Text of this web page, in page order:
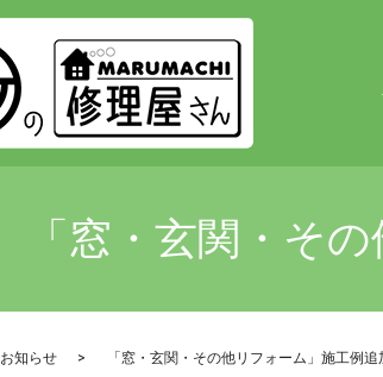
「窓・玄関・そ
お知らせ 「窓・玄関・その他リフォーム」施工例追